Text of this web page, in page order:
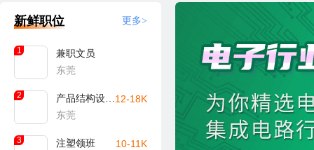
新鲜职位 更多>
1
兼职文员
东莞
2
产品结构设计工程师
东莞
12-18K
3
注塑领班
10-11K